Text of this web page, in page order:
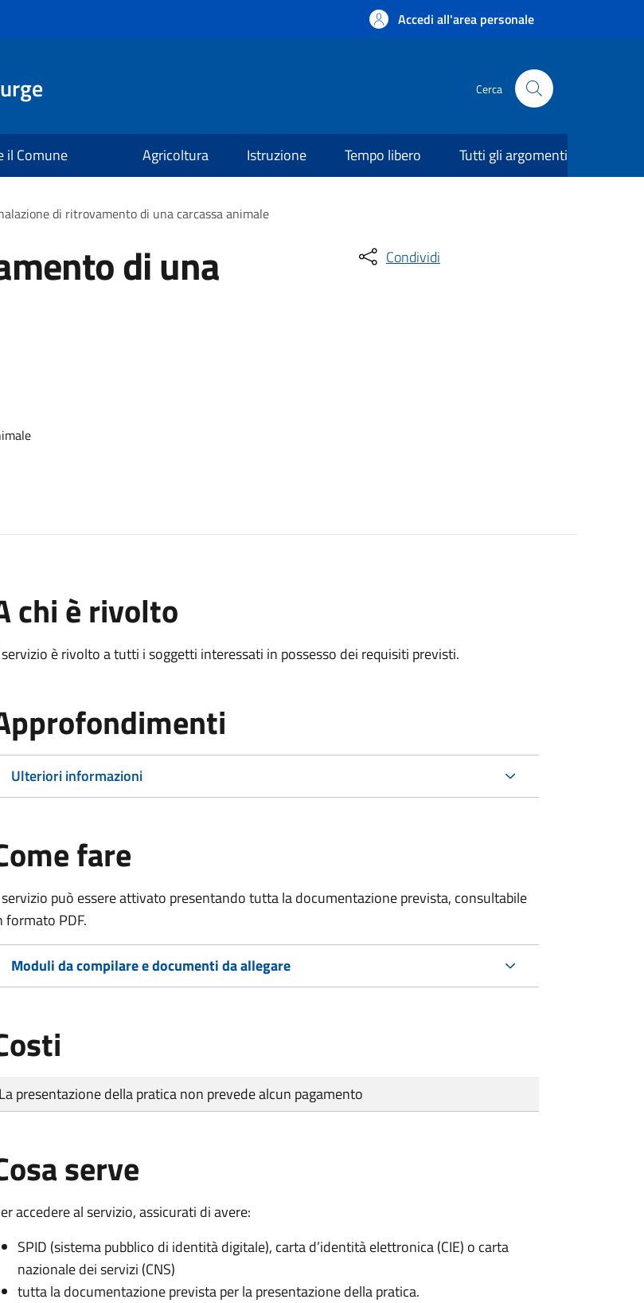
Accedi all'area personale
Cerca
il Comune Agricoltura Istruzione Tempo libero Tutti gli argomenti
di ritrovamento di una carcassa animale
di una Condividi
chi è rivolto
è rivolto a tutti i soggetti interessati in possesso dei requisiti previsti.
Ulteriori informazioni
fare
può essere attivato presentando tutta la documentazione prevista, consultabile
formato PDF.
Moduli da compilare e documenti da allegare
Tipo di pagamento
Importo
La presentazione della pratica non prevede alcun pagamento
serve
accedere al servizio, assicurati di avere:
SPID (sistema pubblico di identità digitale), carta d’identità elettronica (CIE) o carta
nazionale dei servizi (CNS)
tutta la documentazione prevista per la presentazione della pratica.